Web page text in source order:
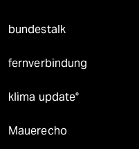
bundestalk
fernverbindung
klima update°
Mauerecho